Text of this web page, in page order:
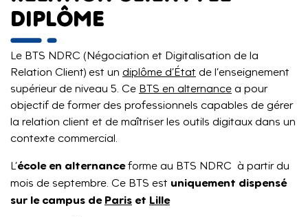
DIPLÔME
Le BTS NDRC (Négociation et Digitalisation de la
Relation Client) est un diplôme d’État de l’enseignement
supérieur de niveau 5. Ce BTS en alternance a pour
objectif de former des professionnels capables de gérer
la relation client et de maîtriser les outils digitaux dans un
contexte commercial.
L’école en alternanceforme au BTS NDRC à partir du
mois de septembre. Ce BTS est uniquement dispensé
sur le campus de Paris et Lille